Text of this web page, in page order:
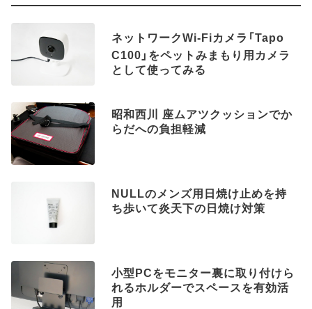
ネットワークWi-Fiカメラ「Tapo
C100」をペットみまもり用カメラ
として使ってみる
昭和西川 座ムアツクッションでか
らだへの負担軽減
NULLのメンズ用日焼け止めを持
ち歩いて炎天下の日焼け対策
小型PCをモニター裏に取り付けら
れるホルダーでスペースを有効活
用